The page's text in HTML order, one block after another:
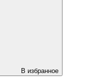
В избранное